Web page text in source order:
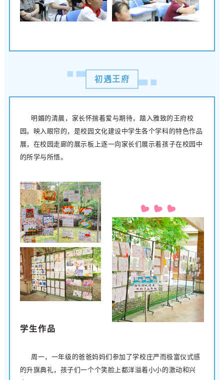
初遇王府
明媚的清晨，家长怀揣着爱与期待，踏入雅致的王府校
园。映入眼帘的，是校园文化建设中学生各个学科的特色作品
展，在校园走廊的展示板上逐一向家长们展示着孩子在校园中
的所学与所悟。
学生作品
周一，一年级的爸爸妈妈们参加了学校庄严而极富仪式感
的升旗典礼，孩子们一个个笑脸上都洋溢着小小的激动和兴